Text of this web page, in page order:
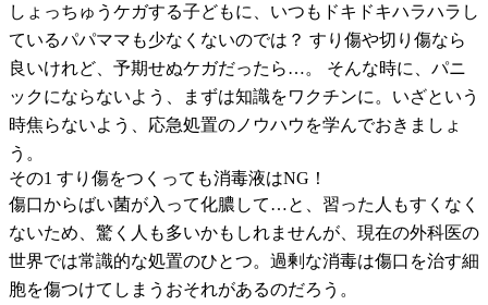
しょっちゅうケガする子どもに、いつもドキドキハラハラし
ているパパママも少なくないのでは？ すり傷や切り傷なら
良いけれど、予期せぬケガだったら…。 そんな時に、パニ
ックにならないよう、まずは知識をワクチンに。いざという
時焦らないよう、応急処置のノウハウを学んでおきましょ
う。
その1 すり傷をつくっても消毒液はNG！
傷口からばい菌が入って化膿して…と、習った人もすくなく
ないため、驚く人も多いかもしれませんが、現在の外科医の
世界では常識的な処置のひとつ。過剰な消毒は傷口を治す細
胞を傷つけてしまうおそれがあるのだろう。